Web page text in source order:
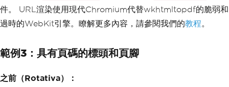
件。 URL渲染使用現代Chromium代替wkhtmltopdf的脆弱和
過時的WebKit引擎。瞭解更多內容，請參閱我們的教程。
範例3：具有頁碼的標頭和頁腳
之前（Rotativa）：